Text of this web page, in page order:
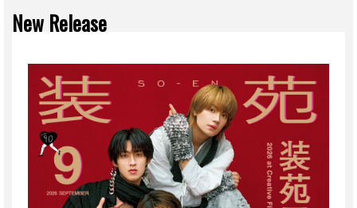
New Release